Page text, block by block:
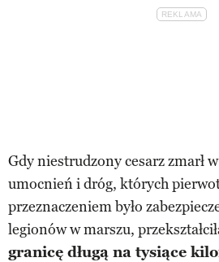
Gdy niestrudzony cesarz zmarł
umocnień i dróg, których
przeznaczeniem było
legionów w marszu,
granicę długą na tysiące